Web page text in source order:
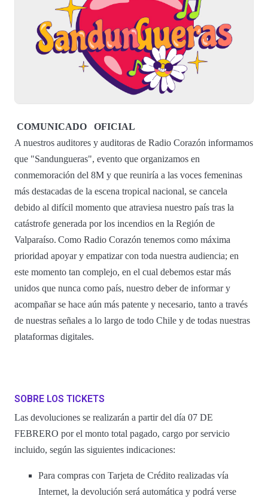
COMUNICADO
OFICIAL
A nuestros auditores y auditoras de Radio Corazón informamos
que "Sandungueras", evento que organizamos en
conmemoración del 8M y que reuniría a las voces femeninas
más destacadas de la escena tropical nacional, se cancela
debido al difícil momento que atraviesa nuestro país tras la
catástrofe generada por los incendios en la Región de
Valparaíso. Como Radio Corazón tenemos como máxima
prioridad apoyar y empatizar con toda nuestra audiencia; en
este momento tan complejo, en el cual debemos estar más
unidos que nunca como país, nuestro deber de informar y
acompañar se hace aún más patente y necesario, tanto a través
de nuestras señales a lo largo de todo Chile y de todas nuestras
plataformas digitales.
SOBRE LOS TICKETS
Las devoluciones se realizarán a partir del día 07 DE
FEBRERO por el monto total pagado, cargo por servicio
incluido, según las siguientes indicaciones:
Para compras con Tarjeta de Crédito realizadas vía
Internet, la devolución será automática y podrá verse